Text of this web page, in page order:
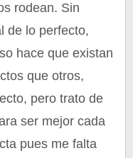
rodean. Sin
de lo perfecto,
hace que existan
que otros,
pero trato de
ser mejor cada
pues me falta